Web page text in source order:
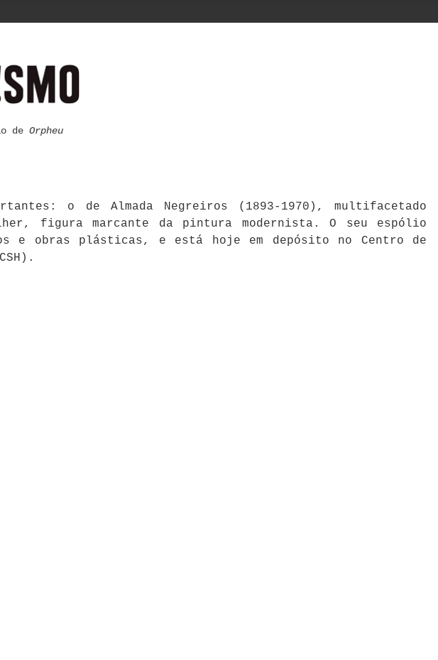
de Orpheu
o de Almada Negreiros (1893-1970), multifacetado
figura marcante da pintura modernista. O seu espólio
obras plásticas, e está hoje em depósito no Centro de